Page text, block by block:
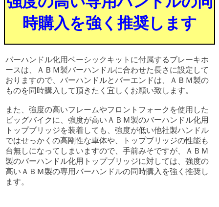
時購入を強く推奨します
バーハンドル化用ベーシックキットに付属するブレーキホ
ースは、ＡＢＭ製バーハンドルに合わせた長さに設定して
おりますので、バーハンドルとバーエンドは、ＡＢＭ製の
ものを同時購入して頂きたく宜しくお願い致します。
また、強度の高いフレームやフロントフォークを使用した
ビッグバイクに、強度が高いＡＢＭ製のバーハンドル化用
トップブリッジを装着しても、強度が低い他社製ハンドル
ではせっかくの高剛性な車体や、トップブリッジの性能も
台無しになってしまいますので、手前みそですが、ＡＢＭ
製のバーハンドル化用トップブリッジに対しては、強度の
高いＡＢＭ製の専用バーハンドルの同時購入を強く推奨し
ます。